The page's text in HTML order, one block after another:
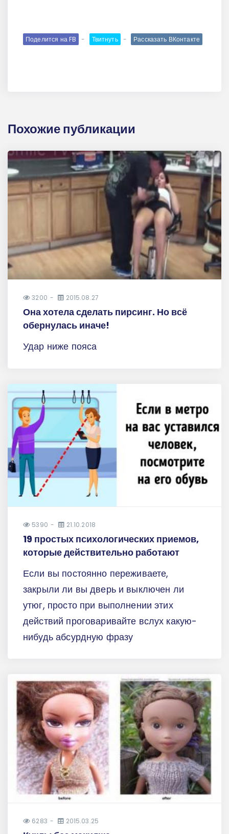
Поделится на FB Твитнуть Рассказать ВКонтакте
Похожие публикации
3200 2015.08.27
Она хотела сделать пирсинг. Но всё
обернулась иначе!
Удар ниже пояса
5390 21.10.2018
19 простых психологических приемов,
которые действительно работают
Если вы постоянно переживаете,
закрыли ли вы дверь и выключен ли
утюг, просто при выполнении этих
действий проговаривайте вслух какую-
нибудь абсурдную фразу
6283 2015.03.25